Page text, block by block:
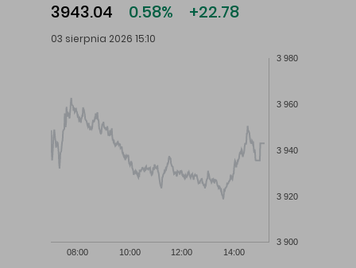
3943.04 0.58% +22.78
03 sierpnia 2026 15:10
08:00 10:00 12:00 14:00
3 900
3 920
3 940
3 960
3 980